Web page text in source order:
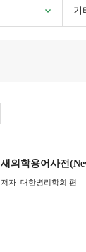
기
새의학용어사전
저자 대한병리학회 편